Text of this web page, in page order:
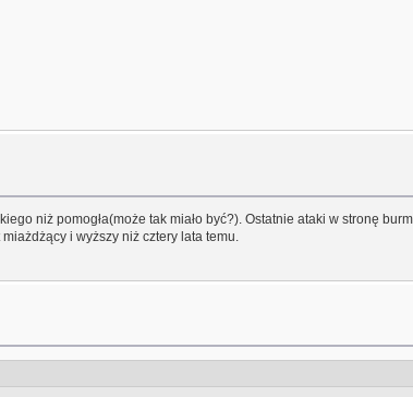
niż pomogła(może tak miało być?). Ostatnie ataki w stronę
i wyższy niż cztery lata temu.